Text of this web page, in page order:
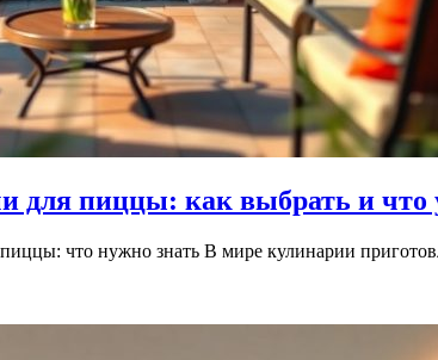
для пиццы: как выбрать и что
что нужно знать В мире кулинарии